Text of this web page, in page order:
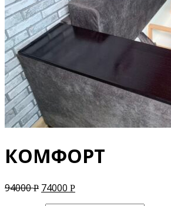
No products in the cart.
КОМФОРТ
94000Р 74000 Р